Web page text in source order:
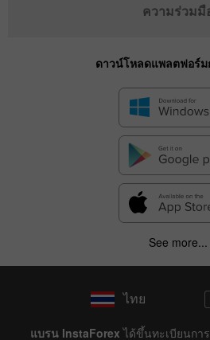
ความร่วมมื
ดาวน์โหลดแพลตฟอร์
See more...
ไทย
แบรน InstaForex ได้ขึ้นทะเบียนกา